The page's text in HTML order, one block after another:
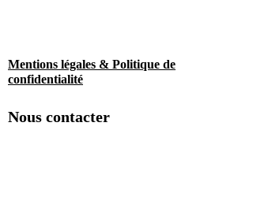
Mentions légales & Politique de
confidentialité
Nous contacter